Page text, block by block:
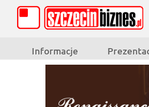
Informacje